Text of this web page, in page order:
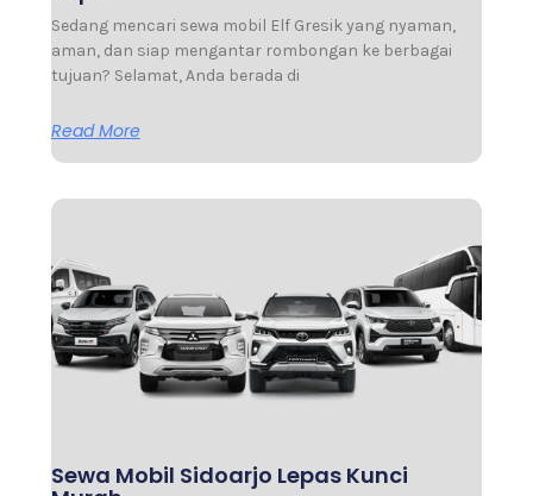
Sedang mencari sewa mobil Elf Gresik yang nyaman,
aman, dan siap mengantar rombongan ke berbagai
tujuan? Selamat, Anda berada di
Read More
Sewa Mobil Sidoarjo Lepas Kunci